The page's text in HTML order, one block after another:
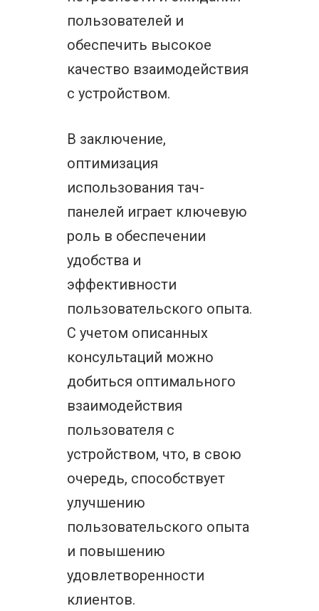
пользователей и
обеспечить высокое
качество взаимодействия
с устройством.
В заключение,
оптимизация
использования тач-
панелей играет ключевую
роль в обеспечении
удобства и
эффективности
пользовательского опыта.
С учетом описанных
консультаций можно
добиться оптимального
взаимодействия
пользователя с
устройством, что, в свою
очередь, способствует
улучшению
пользовательского опыта
и повышению
удовлетворенности
клиентов.